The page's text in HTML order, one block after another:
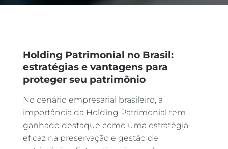
Holding Patrimonial no Brasil:
estratégias e vantagens para
proteger seu patrimônio
No cenário empresarial brasileiro, a
importância da Holding Patrimonial tem
ganhado destaque como uma estratégia
eficaz na preservação e gestão de